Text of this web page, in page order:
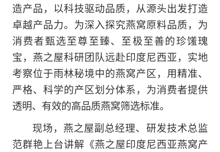
造产品，以科技驱动品质，从源头出发打造
卓越产品力。为深入探究燕窝原料品质，为
消费者甄选至尊至臻、至极至善的珍馐瑰
宝，燕之屋科研团队远赴印度尼西亚，实地
考察位于雨林秘境中的燕窝产区，用精准、
严格、科学的产区划分体系，为消费者提供
透明、有效的高品质燕窝筛选标准。
现场，燕之屋副总经理、研发技术总监
范群艳上台讲解《燕之屋印度尼西亚燕窝产